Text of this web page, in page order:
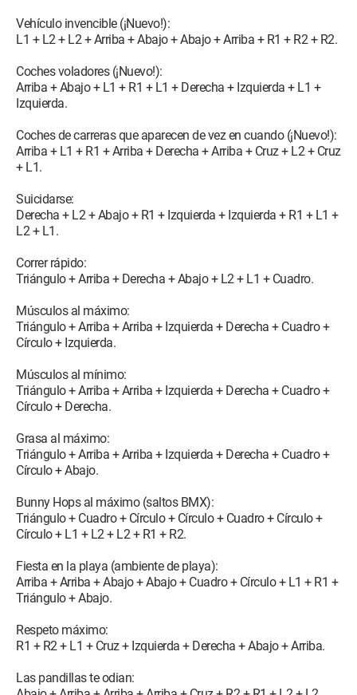
Vehículo invencible (¡Nuevo!):
L1 + L2 + L2 + Arriba + Abajo + Abajo + Arriba + R1 + R2 + R2.
Coches voladores (¡Nuevo!):
Arriba + Abajo + L1 + R1 + L1 + Derecha + Izquierda + L1 +
Izquierda.
Coches de carreras que aparecen de vez en cuando (¡Nuevo!):
Arriba + L1 + R1 + Arriba + Derecha + Arriba + Cruz + L2 + Cruz
+ L1.
Suicidarse:
Derecha + L2 + Abajo + R1 + Izquierda + Izquierda + R1 + L1 +
L2 + L1.
Correr rápido:
Triángulo + Arriba + Derecha + Abajo + L2 + L1 + Cuadro.
Músculos al máximo:
Triángulo + Arriba + Arriba + Izquierda + Derecha + Cuadro +
Círculo + Izquierda.
Músculos al mínimo:
Triángulo + Arriba + Arriba + Izquierda + Derecha + Cuadro +
Círculo + Derecha.
Grasa al máximo:
Triángulo + Arriba + Arriba + Izquierda + Derecha + Cuadro +
Círculo + Abajo.
Bunny Hops al máximo (saltos BMX):
Triángulo + Cuadro + Círculo + Círculo + Cuadro + Círculo +
Círculo + L1 + L2 + L2 + R1 + R2.
Fiesta en la playa (ambiente de playa):
Arriba + Arriba + Abajo + Abajo + Cuadro + Círculo + L1 + R1 +
Triángulo + Abajo.
Respeto máximo:
R1 + R2 + L1 + Cruz + Izquierda + Derecha + Abajo + Arriba.
Las pandillas te odian: